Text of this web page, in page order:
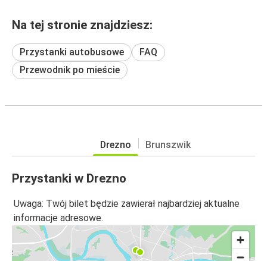
Na tej stronie znajdziesz:
Przystanki autobusowe
FAQ
Przewodnik po mieście
Drezno Brunszwik
Przystanki w Drezno
Uwaga: Twój bilet będzie zawierał najbardziej aktualne
informacje adresowe.